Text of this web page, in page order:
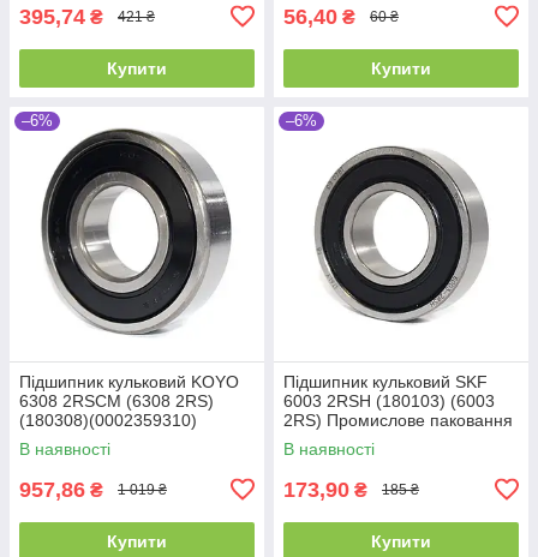
395,74 ₴ 421 ₴
Купити
56,40 ₴ 60 ₴
Купити
–6%
Підшипник кульковий KOYO
6308 2RSCM (6308 2RS)
(180308)(0002359310)
(0002440310) (40x90x23)
В наявності
957,86 ₴ 1 019 ₴
Купити
–6%
Підшипник кульковий SKF
6003 2RSH (180103) (6003
2RS) Промислове паковання
(17x35x10)
В наявності
173,90 ₴ 185 ₴
Купити